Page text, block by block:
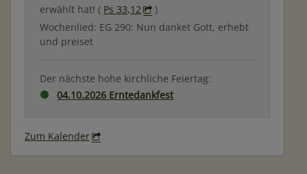
erwählt hat! ( Ps 33,12
)
Wochenlied: EG 290: Nun danket Gott, erhebt
und preiset
Der nächste hohe kirchliche Feiertag:
04.10.2026 Erntedankfest
Zum Kalender